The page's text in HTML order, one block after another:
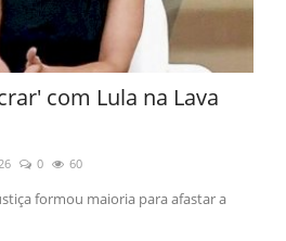
com Lula na Lava
0 60
formou maioria para afastar a